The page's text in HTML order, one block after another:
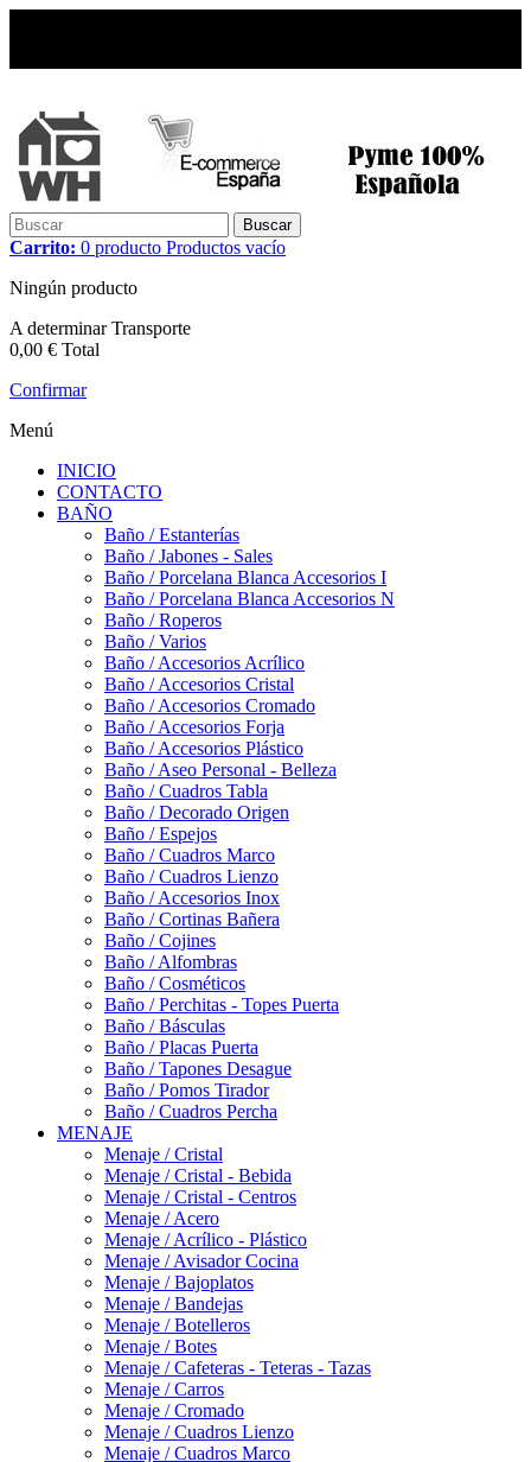
Buscar
Carrito: 0 producto Productos vacío
Ningún producto
A determinarTransporte
0,00 € Total
Confirmar
Menú
INICIO
CONTACTO
BAÑO
Baño / Estanterías
Baño / Jabones - Sales
Baño / Porcelana Blanca Accesorios I
Baño / Porcelana Blanca Accesorios N
Baño / Roperos
Baño / Varios
Baño / Accesorios Acrílico
Baño / Accesorios Cristal
Baño / Accesorios Cromado
Baño / Accesorios Forja
Baño / Accesorios Plástico
Baño / Aseo Personal - Belleza
Baño / Cuadros Tabla
Baño / Decorado Origen
Baño / Espejos
Baño / Cuadros Marco
Baño / Cuadros Lienzo
Baño / Accesorios Inox
Baño / Cortinas Bañera
Baño / Cojines
Baño / Alfombras
Baño / Cosméticos
Baño / Perchitas - Topes Puerta
Baño / Básculas
Baño / Placas Puerta
Baño / Tapones Desague
Baño / Pomos Tirador
Baño / Cuadros Percha
MENAJE
Menaje / Cristal
Menaje / Cristal - Bebida
Menaje / Cristal - Centros
Menaje / Acero
Menaje / Acrílico - Plástico
Menaje / Avisador Cocina
Menaje / Bajoplatos
Menaje / Bandejas
Menaje / Botelleros
Menaje / Botes
Menaje / Cafeteras - Teteras - Tazas
Menaje / Carros
Menaje / Cromado
Menaje / Cuadros Lienzo
Menaje / Cuadros Marco